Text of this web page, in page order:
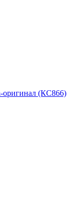
оригинал (КС866)